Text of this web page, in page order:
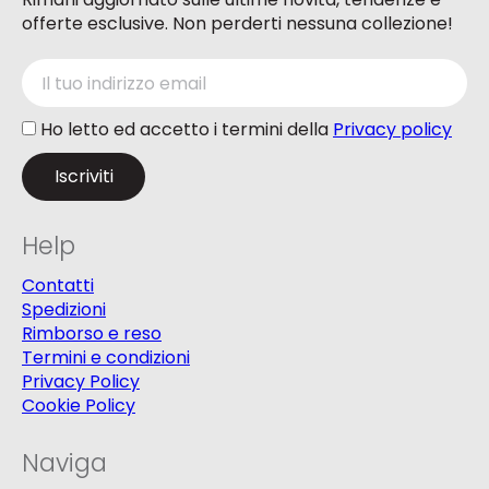
offerte esclusive. Non perderti nessuna collezione!
Ho letto ed accetto i termini della Privacy policy
Help
Contatti
Spedizioni
Rimborso e reso
Termini e condizioni
Privacy Policy
Cookie Policy
Naviga